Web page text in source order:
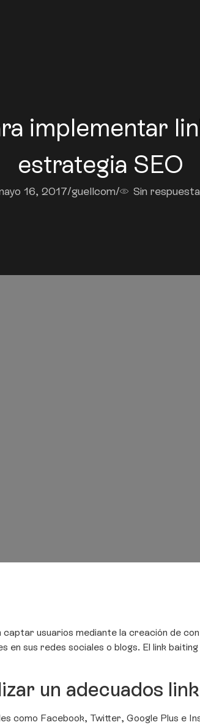
implementar
estrategia SEO
16, 2017/guellcom/ Sin
usuarios mediante la creación de
sus redes sociales o blogs. El link
un adecuados
como Facebook, Twitter, Google Plus e